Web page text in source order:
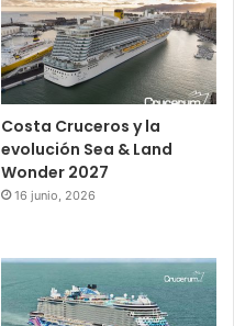
Costa Cruceros y la
evolución Sea & Land
Wonder 2027
16 junio, 2026